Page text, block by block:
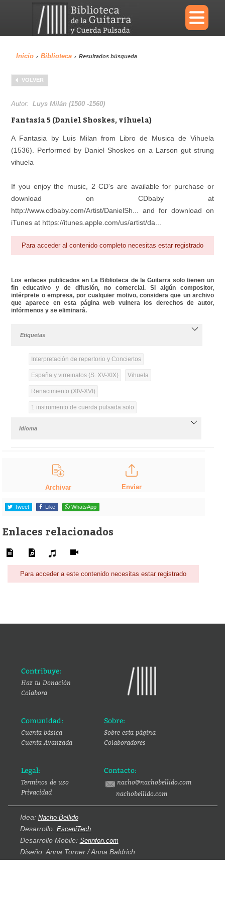
×
Menu
Biblioteca
Área personal Reproductor
Inicio › Biblioteca › Resultados búsqueda
VOLVER
Autor:Luys Milán (1500 -1560)
Fantasia 5 (Daniel Shoskes, vihuela)
A Fantasia by Luis Milan from Libro de Musica de Vihuela
(1536). Performed by Daniel Shoskes on a Larson gut strung
vihuela
If you enjoy the music, 2 CD's are available for purchase or
download on CDbaby at
http://www.cdbaby.com/Artist/DanielSh... and for download on
iTunes at https://itunes.apple.com/us/artist/da...
Para acceder al contenido completo necesitas estar registrado
Los enlaces publicados en La Biblioteca de la Guitarra solo tienen un
fin educativo y de difusión, no comercial. Si algún compositor,
intérprete o empresa, por cualquier motivo, considera que un archivo
que aparece en esta página web vulnera los derechos de autor,
infórmenos y se eliminará.
Etiquetas
Interpretación de repertorio y Conciertos
España y virreinatos (S. XV-XIX) Vihuela
Renacimiento (XIV-XVI)
1 instrumento de cuerda pulsada solo
Idioma
Archivar Enviar
Tweet Like WhatsApp
Enlaces relacionados
Para acceder a este contenido necesitas estar registrado
Contribuye:
Haz tu Donación
Colabora
Comunidad:
Cuenta básica
Cuenta Avanzada
Sobre:
Sobre esta página
Colaboradores
Legal:
Terminos de uso
Privacidad
Contacto:
nacho@nachobellido.com
nachobellido.com
Idea: Nacho Bellido
Desarrollo: EsceniTech
Desarrollo Mobile: Serinfon.com
Diseño: Anna Torner / Anna Baldrich